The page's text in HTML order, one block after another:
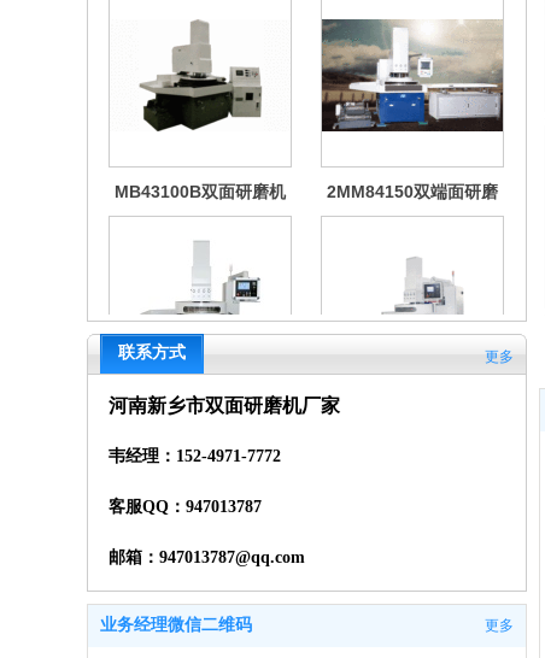
MB43100B双面研磨机
2MM84150双端面研磨
机
联系方式 更多
河南新乡市双面研磨机厂家
韦经理：152-4971-7772
客服QQ：947013787
邮箱：947013787@qq.com
业务经理微信二维码 更多